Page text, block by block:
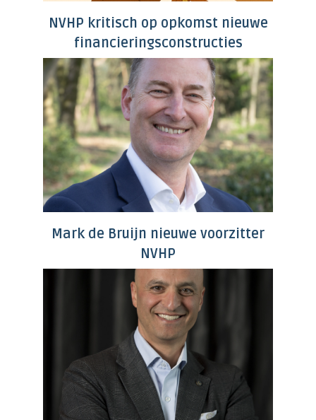
NVHP kritisch op opkomst nieuwe
financieringsconstructies
Mark de Bruijn nieuwe voorzitter
NVHP